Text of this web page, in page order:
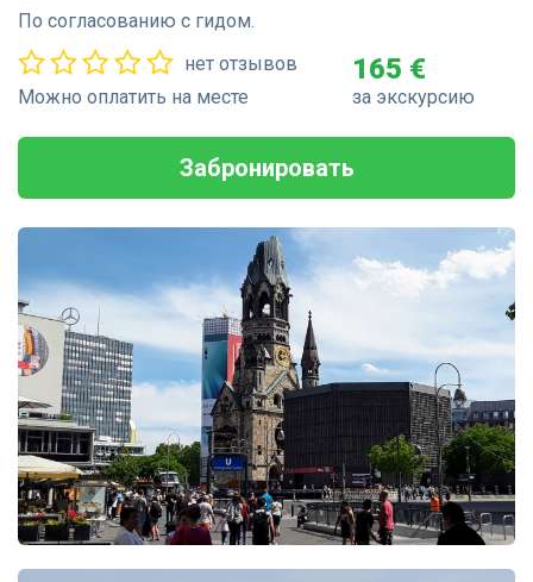
По согласованию с гидом.
нет отзывов
Можно оплатить на месте
165 €
за экскурсию
Забронировать